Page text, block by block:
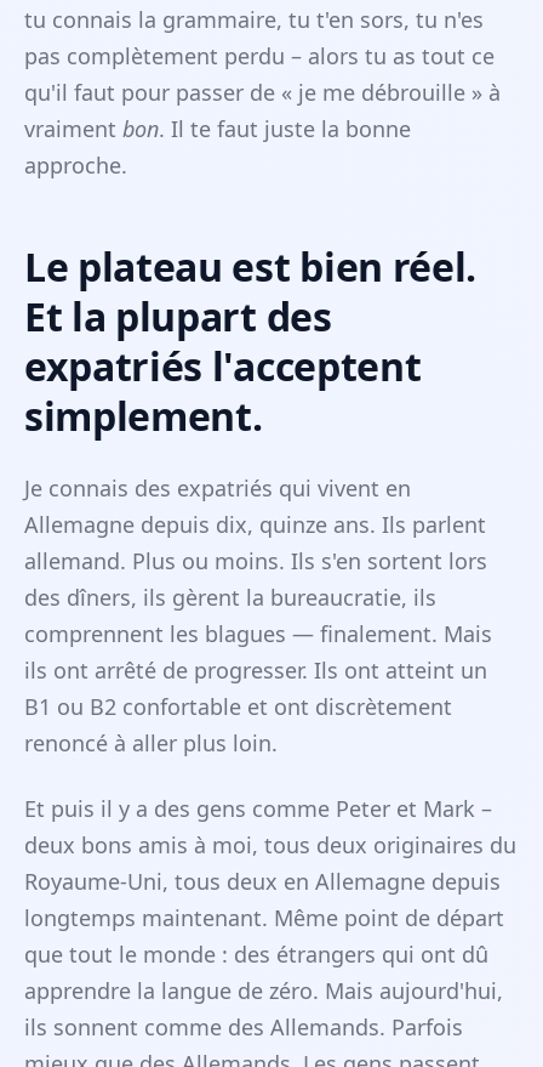
tu connais la grammaire, tu t'en sors, tu n'es
pas complètement perdu – alors tu as tout ce
qu'il faut pour passer de « je me débrouille » à
vraiment bon. Il te faut juste la bonne
approche.
Le plateau est bien réel.
Et la plupart des
expatriés l'acceptent
simplement.
Je connais des expatriés qui vivent en
Allemagne depuis dix, quinze ans. Ils parlent
allemand. Plus ou moins. Ils s'en sortent lors
des dîners, ils gèrent la bureaucratie, ils
comprennent les blagues — finalement. Mais
ils ont arrêté de progresser. Ils ont atteint un
B1 ou B2 confortable et ont discrètement
renoncé à aller plus loin.
Et puis il y a des gens comme Peter et Mark –
deux bons amis à moi, tous deux originaires du
Royaume-Uni, tous deux en Allemagne depuis
longtemps maintenant. Même point de départ
que tout le monde : des étrangers qui ont dû
apprendre la langue de zéro. Mais aujourd'hui,
ils sonnent comme des Allemands. Parfois